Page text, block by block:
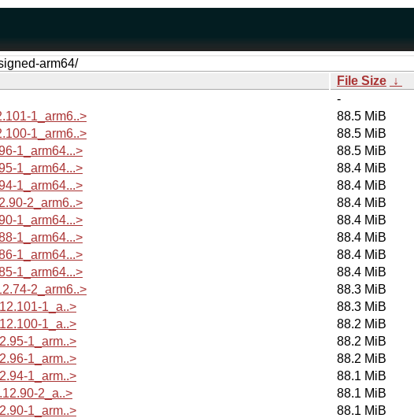
arm64/
File Size ↓
-
1_arm6..>
88.5 MiB
1_arm6..>
88.5 MiB
1_arm64...>
88.5 MiB
1_arm64...>
88.4 MiB
1_arm64...>
88.4 MiB
2_arm6..>
88.4 MiB
1_arm64...>
88.4 MiB
1_arm64...>
88.4 MiB
1_arm64...>
88.4 MiB
1_arm64...>
88.4 MiB
2_arm6..>
88.3 MiB
1_a..>
88.3 MiB
1_a..>
88.2 MiB
1_arm..>
88.2 MiB
1_arm..>
88.2 MiB
1_arm..>
88.1 MiB
2_a..>
88.1 MiB
1_arm..>
88.1 MiB